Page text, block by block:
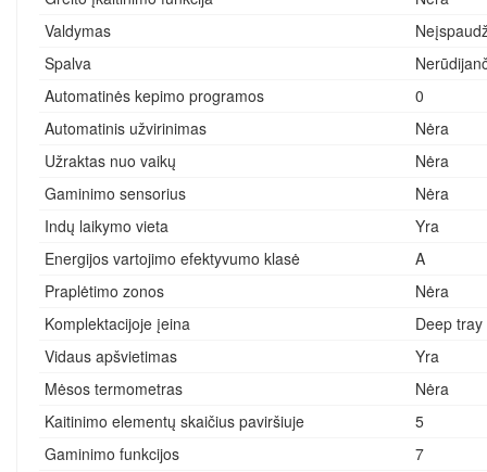
Valdymas
Spalva
Automatinės kepimo programos
0
Automatinis užvirinimas
Nėra
Užraktas nuo vaikų
Nėra
Gaminimo sensorius
Nėra
Indų laikymo vieta
Yra
Energijos vartojimo efektyvumo klasė
A
Praplėtimo zonos
Nėra
Komplektacijoje įeina
Deep
Vidaus apšvietimas
Yra
Mėsos termometras
Nėra
Kaitinimo elementų skaičius paviršiuje
5
Gaminimo funkcijos
7